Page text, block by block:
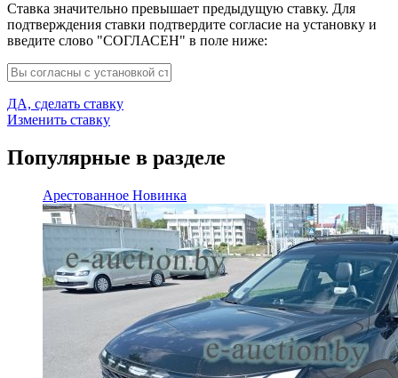
Ставка значительно превышает предыдущую ставку. Для
подтверждения ставки подтвердите согласие на установку и
введите слово "СОГЛАСЕН" в поле ниже:
ДА, сделать ставку
Изменить ставку
Популярные в разделе
Арестованное Новинка